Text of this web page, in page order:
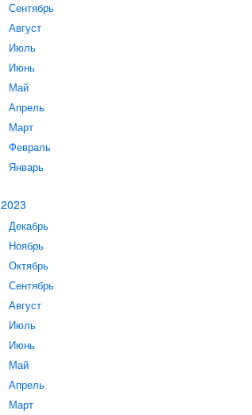
Сентябрь
Август
Июль
Июнь
Май
Апрель
Март
Февраль
Январь
2023
Декабрь
Ноябрь
Октябрь
Сентябрь
Август
Июль
Июнь
Май
Апрель
Март